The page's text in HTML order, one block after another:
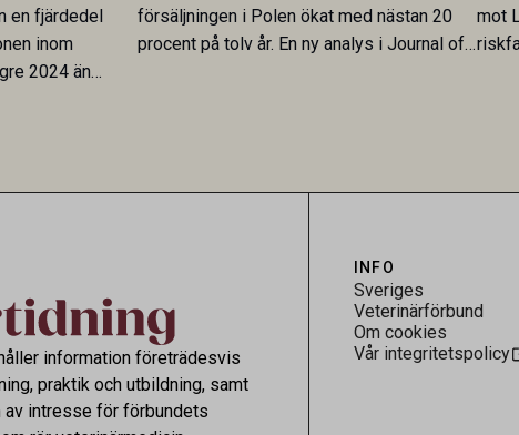
en fjärdedel
inom
2024 än
försäljningen i Polen ökat med nästan 20
procent på tolv år. En ny analys i Journal of
mot
information företrädesvis
praktik och utbildning, samt
av intresse för förbundets
INFO
Sveriges
Veterinärförbund
Om cookies
Vår integritetspolicy